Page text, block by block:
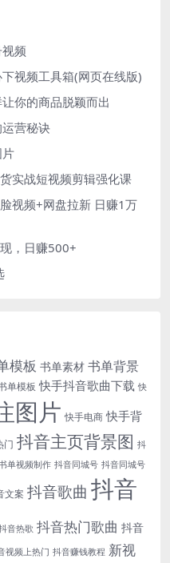
频
视频工具箱(网页在线版)
你的商品脱颖而出
营秘诀
实战短视频剪辑强化课
视频+网盘拉新 日赚1万
，日赚500+
模板 书单素材 书单背景
单模板 快手抖音歌曲下载 快
图片 快手电商 快手背
门 抖音主页背景图 抖
单视频制作 抖音同城号 抖音同城号
文案 抖音歌曲 抖音
音热歌 抖音热门歌曲 抖音
视频上热门 抖音赚钱教程 新视